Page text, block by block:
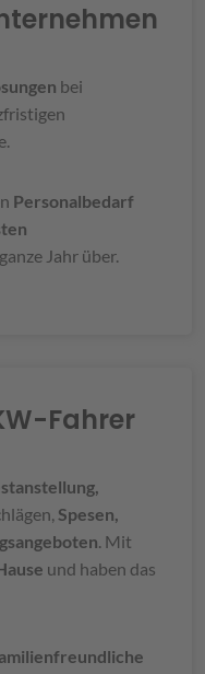
bei
Personalbedarf
Jahr über.
Fahrer
Spesen,
. Mit
und haben das